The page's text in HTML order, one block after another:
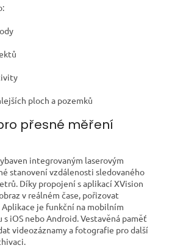
ploch a pozemků
přesné měření
integrovaným laserovým
stanovení vzdálenosti sledovaného
Díky propojení s aplikací XVision
v reálném čase, pořizovat
je funkční na mobilním
iOS nebo Android. Vestavěná paměť
videozáznamy a fotografie pro další